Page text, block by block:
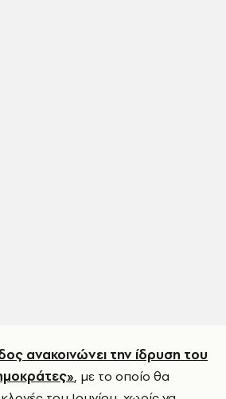
ανακοινώνει την ίδρυση του
, με το οποίο θα